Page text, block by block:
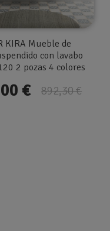
KIRA Mueble de
con lavabo
2 pozas 4 colores
892,30 €
€